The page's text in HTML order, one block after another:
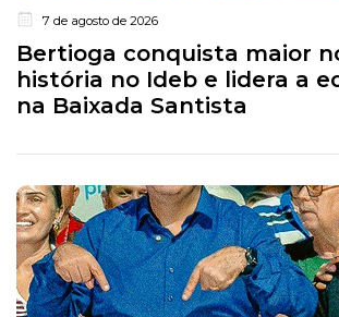
7 de agosto de 2026
Bertioga conquista maior
história no Ideb e lidera a
na Baixada Santista